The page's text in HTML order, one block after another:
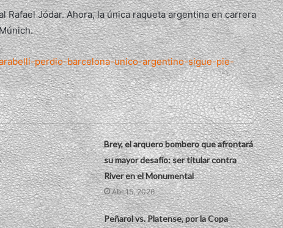
Jódar. Ahora, la única raqueta argentina en carrera
perdio-barcelona-unico-argentino-sigue-pie-
Brey, el arquero bombero que afrontará
su mayor desafío: ser titular contra
River en el Monumental
Abr 15, 2026
Peñarol vs. Platense, por la Copa